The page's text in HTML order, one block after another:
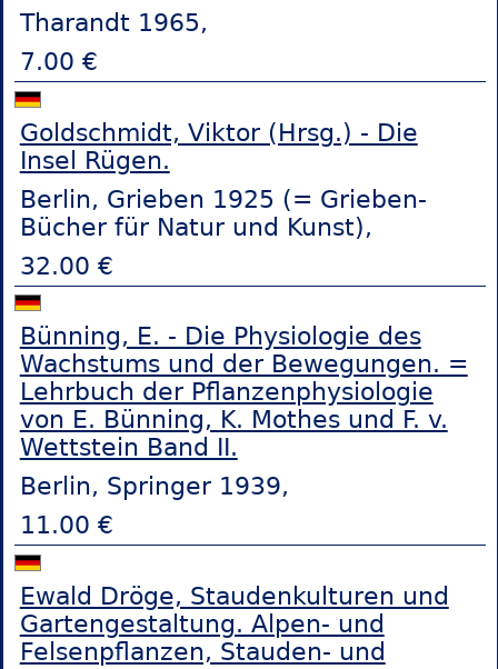
Tharandt 1965,
7.00 €
Goldschmidt, Viktor (Hrsg.) - Die
Insel Rügen.
Berlin, Grieben 1925 (= Grieben-
Bücher für Natur und Kunst),
32.00 €
Bünning, E. - Die Physiologie des
Wachstums und der Bewegungen. =
Lehrbuch der Pflanzenphysiologie
von E. Bünning, K. Mothes und F. v.
Wettstein Band II.
Berlin, Springer 1939,
11.00 €
Ewald Dröge, Staudenkulturen und
Gartengestaltung. Alpen- und
Felsenpflanzen, Stauden- und